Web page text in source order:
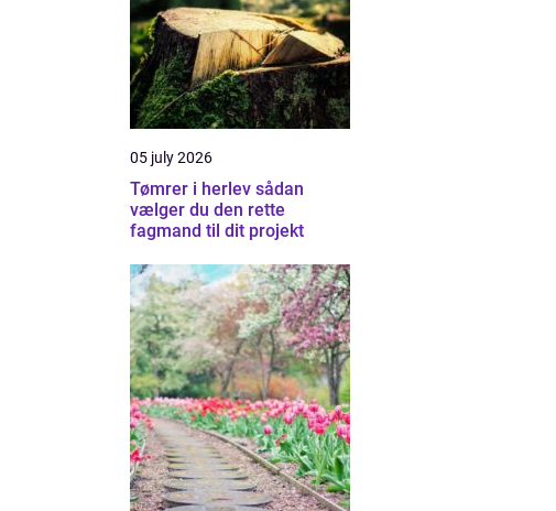
05 july 2026
Tømrer i herlev sådan
vælger du den rette
fagmand til dit projekt